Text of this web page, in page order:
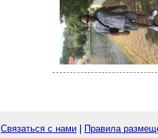
Связаться с нами Правила